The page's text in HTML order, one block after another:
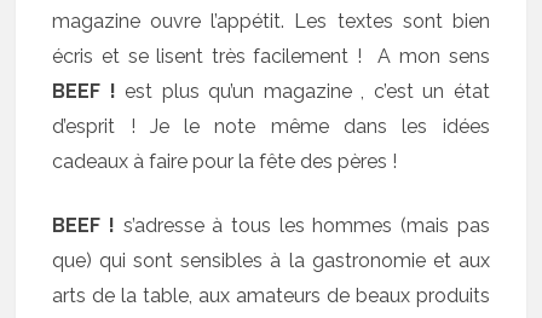
magazine ouvre l’appétit. Les textes sont bien
écris et se lisent très facilement ! A mon sens
BEEF ! est plus qu’un magazine , c’est un état
d’esprit ! Je le note même dans les idées
cadeaux à faire pour la fête des pères !
BEEF ! s’adresse à tous les hommes (mais pas
que) qui sont sensibles à la gastronomie et aux
arts de la table, aux amateurs de beaux produits